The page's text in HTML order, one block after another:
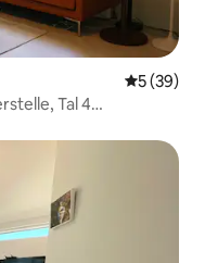
5 (39)
Tal 4